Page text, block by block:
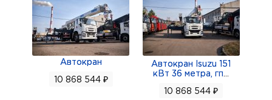
Автокран
10 868 544 ₽
Автокран Isuzu 151
кВт 36 метра, гп
10 868 544 ₽